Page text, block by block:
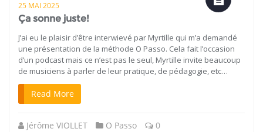
25 MAI 2025
Ça sonne juste!
J’ai eu le plaisir d’être interwievé par Myrtille qui m’a demandé
une présentation de la méthode O Passo. Cela fait l’occasion
d’un podcast mais ce n’est pas le seul, Myrtille invite beaucoup
de musiciens à parler de leur pratique, de pédagogie, etc…
Read More
Jérôme VIOLLET O Passo 0